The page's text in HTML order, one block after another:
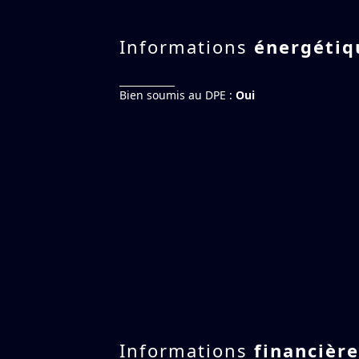
Informations
Bien soumis au DPE :Oui
Informations